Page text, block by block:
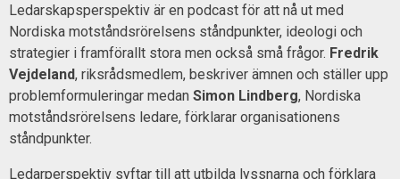
Ledarskapsperspektiv är en podcast för att nå ut med
Nordiska motståndsrörelsens ståndpunkter, ideologi och
strategier i framförallt stora men också små frågor. Fredrik
Vejdeland, riksrådsmedlem, beskriver ämnen och ställer upp
problemformuleringar medan Simon Lindberg, Nordiska
motståndsrörelsens ledare, förklarar organisationens
ståndpunkter.
Ledarperspektiv syftar till att utbilda lyssnarna och förklara